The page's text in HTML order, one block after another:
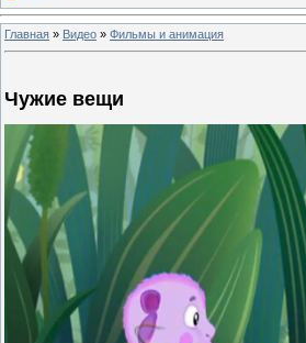
Главная » Видео » Фильмы и анимация
Чужие вещи